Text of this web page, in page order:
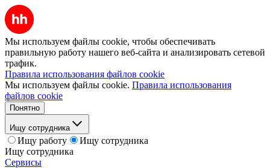
Мы используем файлы cookie, чтобы обеспечивать
правильную работу нашего веб-сайта и анализировать сетевой
трафик.
Правила использования файлов cookie
Мы используем файлы cookie. Правила использования
файлов cookie
Понятно
Ищу сотрудника
Ищу работу
Ищу сотрудника
Ищу сотрудника
Сервисы